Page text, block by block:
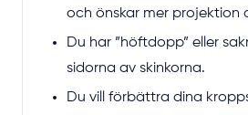
och önskar mer projektion
Du har ”höftdopp” eller
sidorna av skinkorna.
Du vill förbättra dina